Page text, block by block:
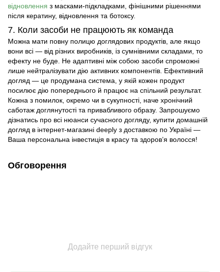
відновлення з масками-підкладками, фінішними рішеннями
після кератину, відновлення та ботоксу.
7. Коли засоби не працюють як команда
Можна мати повну полицю доглядових продуктів, але якщо
вони всі — від різних виробників, із сумнівними складами, то
ефекту не буде. Не адаптивні між собою засоби спроможні
лише нейтралізувати дію активних компонентів. Ефективний
догляд — це продумана система, у якій кожен продукт
посилює дію попереднього й працює на спільний результат.
Кожна з помилок, окремо чи в сукупності, наче хронічний
саботаж доглянутості та привабливого образу. Запрошуємо
дізнатись про всі нюанси сучасного догляду, купити домашній
догляд в інтернет-магазині deeply з доставкою по Україні —
Ваша персональна інвестиція в красу та здоров’я волосся!
Обговорення
Додайте перший відгук